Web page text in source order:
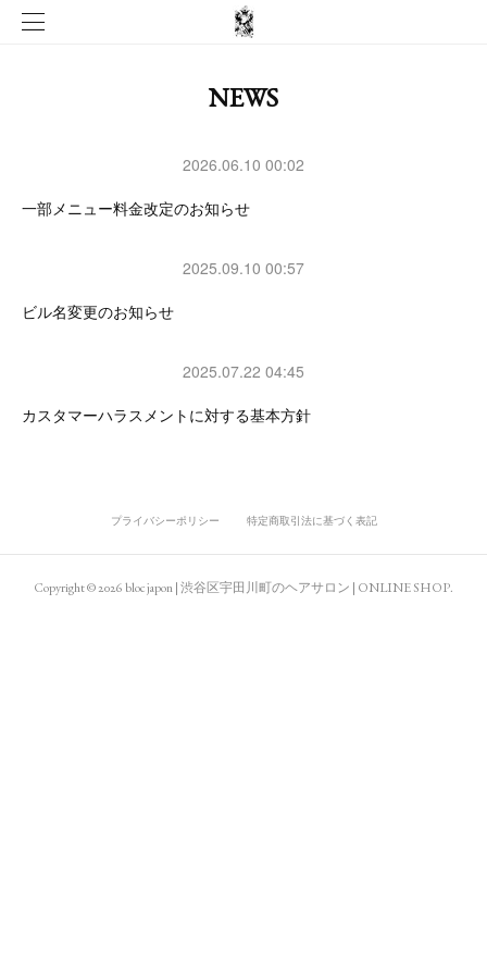
NEWS
2026.06.10 00:02
一部メニュー料金改定のお知らせ
2025.09.10 00:57
ビル名変更のお知らせ
2025.07.22 04:45
カスタマーハラスメントに対する基本方針
プライバシーポリシー 特定商取引法に基づく表記
Copyright ©2026bloc japon | 渋谷区宇田川町のヘアサロン | ONLINE SHOP.